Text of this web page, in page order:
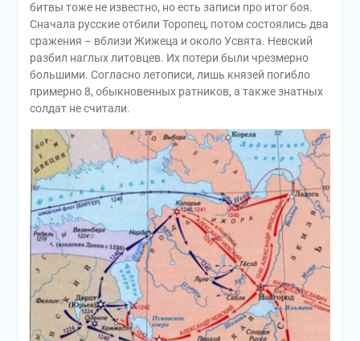
битвы тоже не известно, но есть записи про итог боя.
Сначала русские отбили Торопец, потом состоялись два
сражения – вблизи Жижеца и около Усвята. Невский
разбил наглых литовцев. Их потери были чрезмерно
большими. Согласно летописи, лишь князей погибло
примерно 8, обыкновенных ратников, а также знатных
солдат не считали.